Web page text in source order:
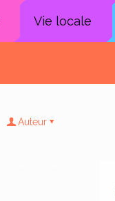
Vie locale
Auteur